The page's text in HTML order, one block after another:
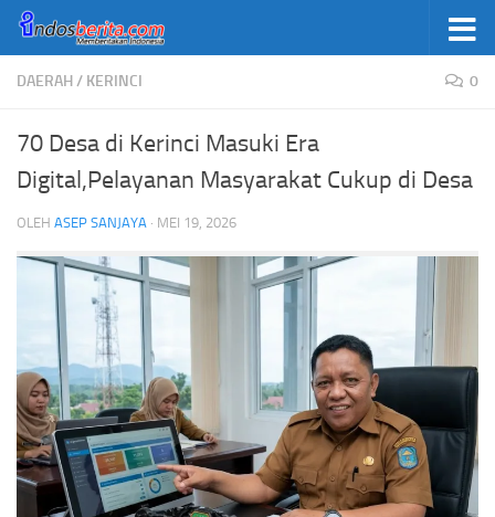
Skip to content
DAERAH/ KERINCI 0
70 Desa di Kerinci Masuki Era
Digital,Pelayanan Masyarakat Cukup di Desa
OLEH ASEP SANJAYA · MEI 19, 2026